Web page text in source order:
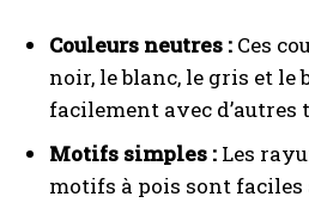
Couleurs neutres : Ces
noir, le blanc, le gris et le
facilement avec d’autres
Motifs simples : Les
motifs à pois sont faciles